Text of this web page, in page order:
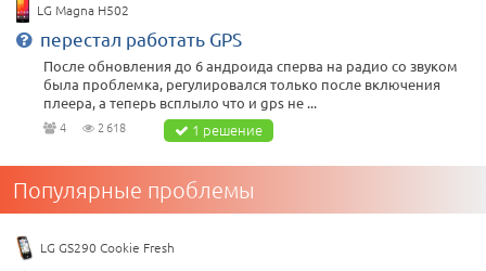
LG Magna H502
перестал работать GPS
После обновления до 6 андроида сперва на радио со звуком
была проблемка, регулировался только после включения
плеера, а теперь всплыло что и gps не ...
4 2 618 1 решение
Популярные проблемы
LG GS290 Cookie Fresh